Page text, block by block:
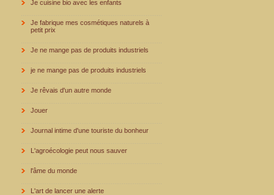
Je cuisine bio avec les enfants
Je fabrique mes cosmétiques naturels à
petit prix
Je ne mange pas de produits industriels
je ne mange pas de produits industriels
Je rêvais d'un autre monde
Jouer
Journal intime d'une touriste du bonheur
L'agroécologie peut nous sauver
l'âme du monde
L'art de lancer une alerte